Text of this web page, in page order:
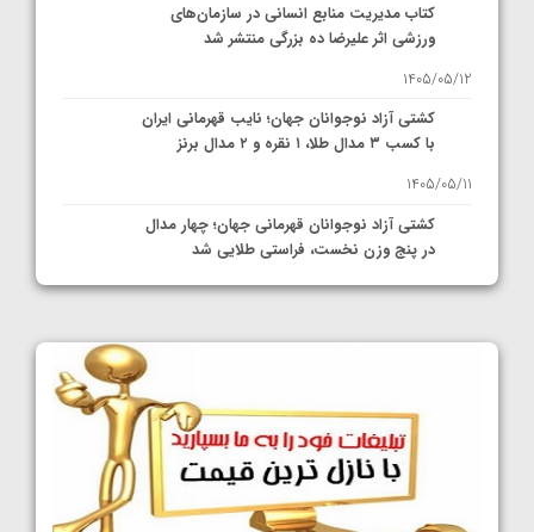
کتاب مدیریت منابع انسانی در سازمان‌های
ورزشی اثر علیرضا ده بزرگی منتشر شد
1405/05/12
کشتی آزاد نوجوانان جهان؛ نایب قهرمانی ایران
با کسب ۳ مدال طلا، ۱ نقره و ۲ مدال برنز
1405/05/11
کشتی آزاد نوجوانان قهرمانی جهان؛ چهار مدال
در پنج وزن نخست، فراستی طلایی شد
1405/05/11
کشتی آزاد نوجوانان جهان؛ رقبای نمایندگان
ایران مشخص شدند
1405/05/08